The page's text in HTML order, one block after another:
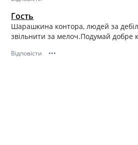
Гость
Шарашкина контора, людей за
звільнити за мелоч.Подумай добре
Відповісти •••